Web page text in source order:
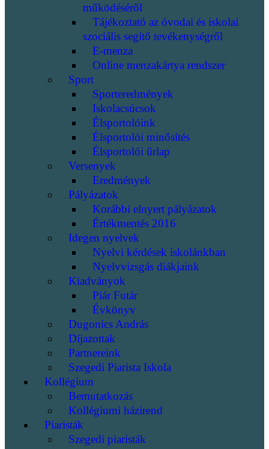
működéséről
Tájékoztató az óvodai és iskolai
szociális segítő tevékenységről
E-menza
Online menzakártya rendszer
Sport
Sporteredmények
Iskolacsúcsok
Élsportolóink
Élsportolói minősítés
Élsportolói űrlap
Versenyek
Eredmények
Pályázatok
Korábbi elnyert pályázatok
Értékmentés 2016
Idegen nyelvek
Nyelvi kérdések iskolánkban
Nyelvvizsgás diákjaink
Kiadványok
Piár Futár
Évkönyv
Dugonics András
Díjazottak
Partnereink
Szegedi Piarista Iskola
Kollégium
Bemutatkozás
Kollégiumi házirend
Piaristák
Szegedi piaristák